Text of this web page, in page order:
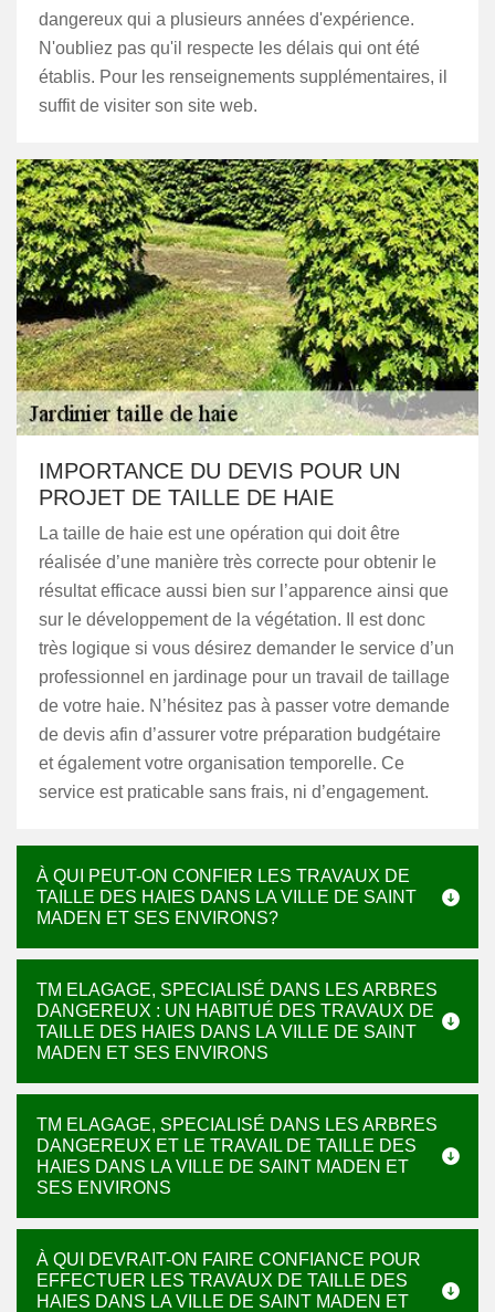
dangereux qui a plusieurs années d'expérience.
N'oubliez pas qu'il respecte les délais qui ont été
établis. Pour les renseignements supplémentaires, il
suffit de visiter son site web.
IMPORTANCE DU DEVIS POUR UN
PROJET DE TAILLE DE HAIE
La taille de haie est une opération qui doit être
réalisée d’une manière très correcte pour obtenir le
résultat efficace aussi bien sur l’apparence ainsi que
sur le développement de la végétation. Il est donc
très logique si vous désirez demander le service d’un
professionnel en jardinage pour un travail de taillage
de votre haie. N’hésitez pas à passer votre demande
de devis afin d’assurer votre préparation budgétaire
et également votre organisation temporelle. Ce
service est praticable sans frais, ni d’engagement.
À QUI PEUT-ON CONFIER LES TRAVAUX DE
TAILLE DES HAIES DANS LA VILLE DE SAINT
MADEN ET SES ENVIRONS?
TM ELAGAGE, SPECIALISÉ DANS LES ARBRES
DANGEREUX : UN HABITUÉ DES TRAVAUX DE
TAILLE DES HAIES DANS LA VILLE DE SAINT
MADEN ET SES ENVIRONS
TM ELAGAGE, SPECIALISÉ DANS LES ARBRES
DANGEREUX ET LE TRAVAIL DE TAILLE DES
HAIES DANS LA VILLE DE SAINT MADEN ET
SES ENVIRONS
À QUI DEVRAIT-ON FAIRE CONFIANCE POUR
EFFECTUER LES TRAVAUX DE TAILLE DES
HAIES DANS LA VILLE DE SAINT MADEN ET